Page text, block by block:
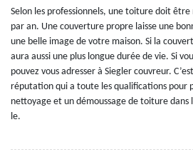
Selon les professionnels, une toiture doit
par an. Une couverture propre laisse une
une belle image de votre maison. Si la
aura aussi une plus longue durée de vie. Si
pouvez vous adresser à Siegler couvreur.
réputation qui a toute les qualifications pour
nettoyage et un démoussage de toiture dans
le.